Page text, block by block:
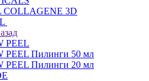
COLLAGENE 3D
PEEL
PEEL Пилинги 50 мл
PEEL Пилинги 20 мл